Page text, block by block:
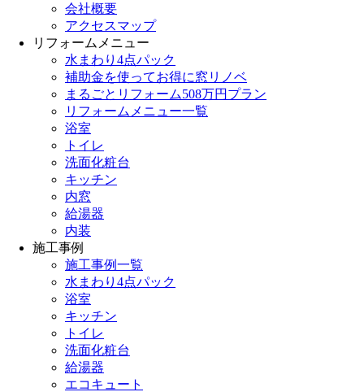
会社概要
アクセスマップ
リフォームメニュー
水まわり4点パック
補助金を使ってお得に窓リノベ
まるごとリフォーム508万円プラン
リフォームメニュー一覧
浴室
トイレ
洗面化粧台
キッチン
内窓
給湯器
内装
施工事例
施工事例一覧
水まわり4点パック
浴室
キッチン
トイレ
洗面化粧台
給湯器
エコキュート